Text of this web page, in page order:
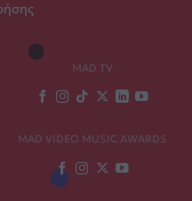
MAD TV
MAD VIDEO MUSIC AWARDS